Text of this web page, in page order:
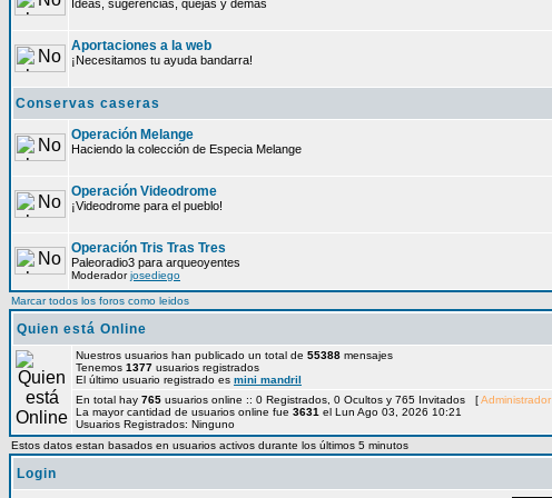
Ideas, sugerencias, quejas y demás
Aportaciones a la web
¡Necesitamos tu ayuda bandarra!
Conservas caseras
Operación Melange
Haciendo la colección de Especia Melange
Operación Videodrome
¡Videodrome para el pueblo!
Operación Tris Tras Tres
Paleoradio3 para arqueoyentes
Moderadorjosediego
Marcar todos los foros como leidos
Quien está Online
Nuestros usuarios han publicado un total de 55388 mensajes
Tenemos 1377 usuarios registrados
El último usuario registrado es mini mandril
En total hay 765 usuarios online :: 0 Registrados, 0 Ocultos y 765 Invitados [Administrador
La mayor cantidad de usuarios online fue 3631 el Lun Ago 03, 2026 10:21
Usuarios Registrados: Ninguno
Estos datos estan basados en usuarios activos durante los últimos 5 minutos
Login